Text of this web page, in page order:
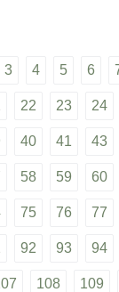
3 4 5 6
22 23 24
40 41 43
58 59 60
75 76 77
92 93 94
108 109